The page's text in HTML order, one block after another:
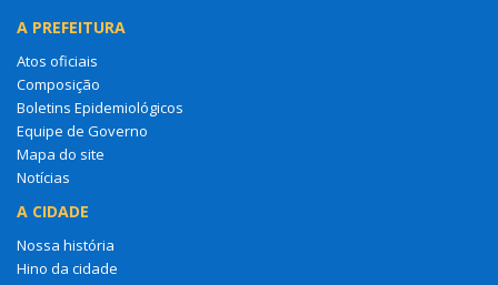
A PREFEITURA
Atos oficiais
Composição
Boletins Epidemiológicos
Equipe de Governo
Mapa do site
Notícias
A CIDADE
Nossa história
Hino da cidade